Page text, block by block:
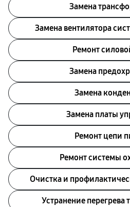
Замена
Замена вентилятора
Ремонт
Замена
Замена
Замена платы
Ремонт цепи
Ремонт системы
Очистка и
Устранение перегрева